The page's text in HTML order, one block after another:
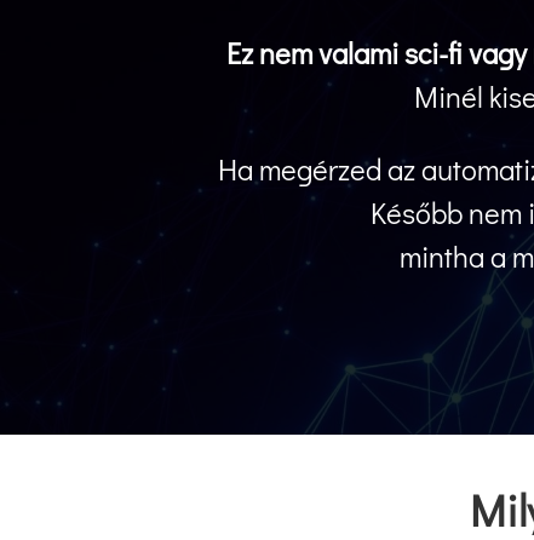
Ez nem valami sci-fi
Minél
Ha megérzed az
Később
mintha a